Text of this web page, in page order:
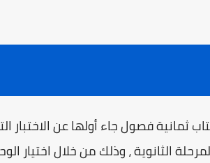
ثمانية فصول جاء أولها عن
الثانوية ، وذلك من خلال اختيار